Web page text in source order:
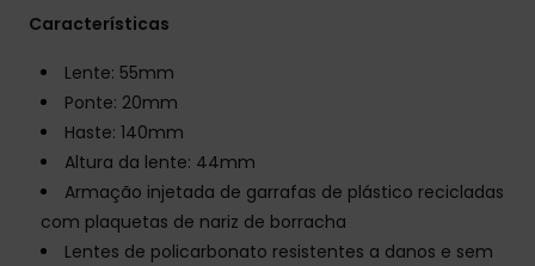
Características
Lente: 55mm
Ponte: 20mm
Haste: 140mm
Altura da lente: 44mm
Armação injetada de garrafas de plástico recicladas
com plaquetas de nariz de borracha
Lentes de policarbonato resistentes a danos e sem